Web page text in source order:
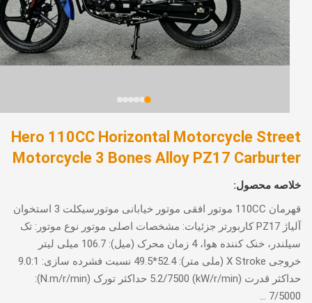
Hero 110CC Horizontal Motorcycle
Motorcycle 3 Bones Alloy PZ17
محصول:
قهرمان 110CC موتور افقی موتور خیابانی موتورسیکلت 3 استخوان
آلیاژ PZ17 کاربورتر جزئیات: مشخصات اصلی موتور نوع موتور: تک
سیلندر، خنک کننده هوا، 4 زمان محرک (میل): 106.7 میلی لیتر
خروجی X Stroke (ملی متر): 52.4*49.5 نسبت فشرده سازی: 9.0:1
حداکثر قدرت (kW/r/min) 5.2/7500 حداکثر تورک (N.m/r/min):
7/